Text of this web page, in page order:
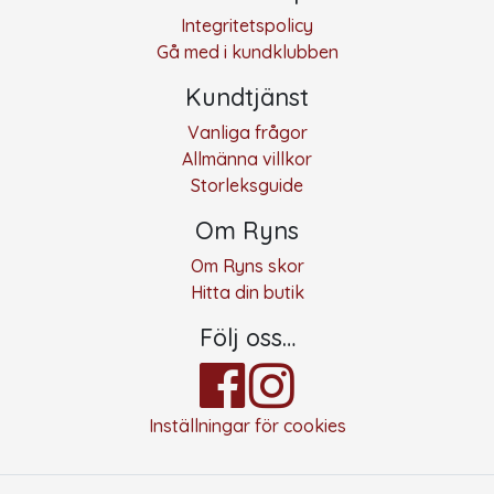
Integritetspolicy
Gå med i kundklubben
Kundtjänst
Vanliga frågor
Allmänna villkor
Storleksguide
Om Ryns
Om Ryns skor
Hitta din butik
Följ oss…
Inställningar för cookies